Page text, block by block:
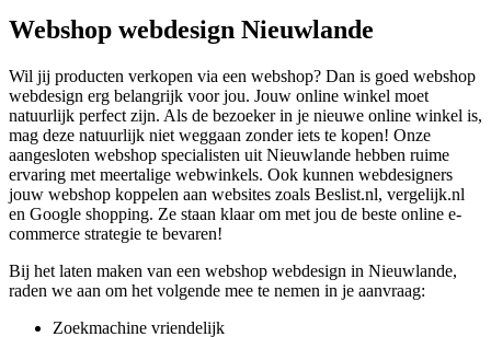
Webshop webdesign Nieuwlande
Wil jij producten verkopen via een webshop? Dan is goed webshop
webdesign erg belangrijk voor jou. Jouw online winkel moet
natuurlijk perfect zijn. Als de bezoeker in je nieuwe online winkel is,
mag deze natuurlijk niet weggaan zonder iets te kopen! Onze
aangesloten webshop specialisten uit Nieuwlande hebben ruime
ervaring met meertalige webwinkels. Ook kunnen webdesigners
jouw webshop koppelen aan websites zoals Beslist.nl, vergelijk.nl
en Google shopping. Ze staan klaar om met jou de beste online e-
commerce strategie te bevaren!
Bij het laten maken van een webshop webdesign in Nieuwlande,
raden we aan om het volgende mee te nemen in je aanvraag:
Zoekmachine vriendelijk